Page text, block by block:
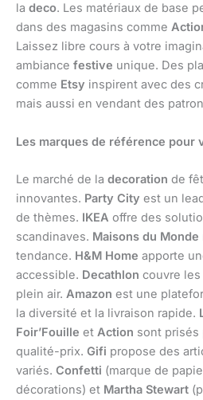
la deco. Les matériaux de base
dans des magasins comme
Laissez libre cours à votre
ambiance festive unique. Des
comme Etsy inspirent avec des
mais aussi en vendant des
Les marques de référence pour
Le marché de la decoration de
innovantes. Party City est un
de thèmes. IKEA offre des
scandinaves. Maisons du Monde
tendance. H&M Home apporte
accessible. Decathlon couvre
plein air. Amazon est une
la diversité et la livraison rapide.
Foir’Fouille et Action sont prisés
qualité-prix. Gifi propose des
variés. Confetti (marque de
décorations) et Martha Stewart